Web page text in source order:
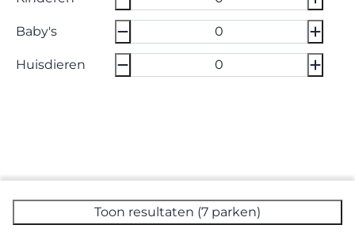
Baby's
Huisdieren
Toon resultaten (7 parken)